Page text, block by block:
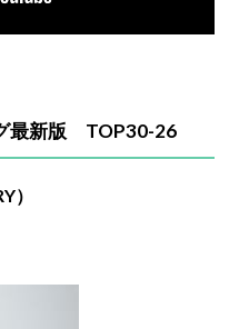
最新版 TOP30-26
）